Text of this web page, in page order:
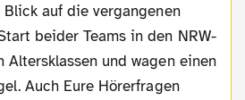
beider Teams in den NRW-
und wagen einen
Auch Eure Hörerfragen